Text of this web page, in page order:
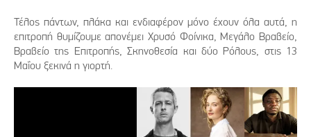
Τέλος πάντων, πλάκα και ενδιαφέρον μόνο έχουν όλα αυτά, η
επιτροπή θυμίζουμε απονέμει Χρυσό Φοίνικα, Μεγάλο Βραβείο,
Βραβείο της Επιτροπής, Σκηνοθεσία και δύο Ρόλους, στις 13
Μαΐου ξεκινά η γιορτή.